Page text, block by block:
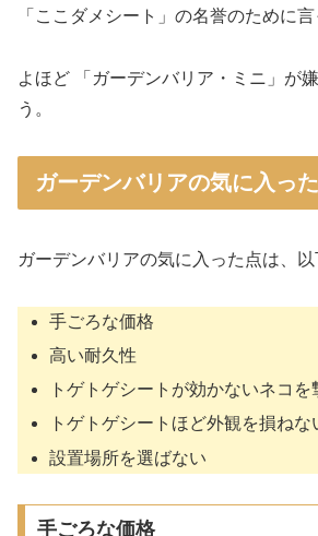
「ここダメシート」の名誉のために言
よほど 「ガーデンバリア・ミニ」が
う。
ガーデンバリアの気に入っ
ガーデンバリアの気に入った点は、以
手ごろな価格
高い耐久性
トゲトゲシートが効かないネコを
トゲトゲシートほど外観を損ねな
設置場所を選ばない
手ごろな価格